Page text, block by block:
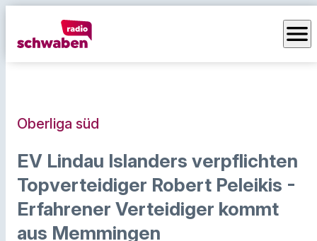
menu
Oberliga süd
EV Lindau Islanders verpflichten
Topverteidiger Robert Peleikis -
Erfahrener Verteidiger kommt
aus Memmingen